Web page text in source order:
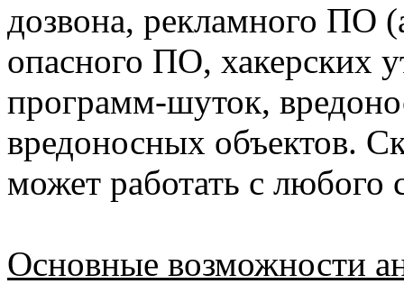
дозвона, рекламного ПО
опасного ПО, хакерских
программ-шуток,
вредоносных объектов.
может работать с любого
Основные возможности